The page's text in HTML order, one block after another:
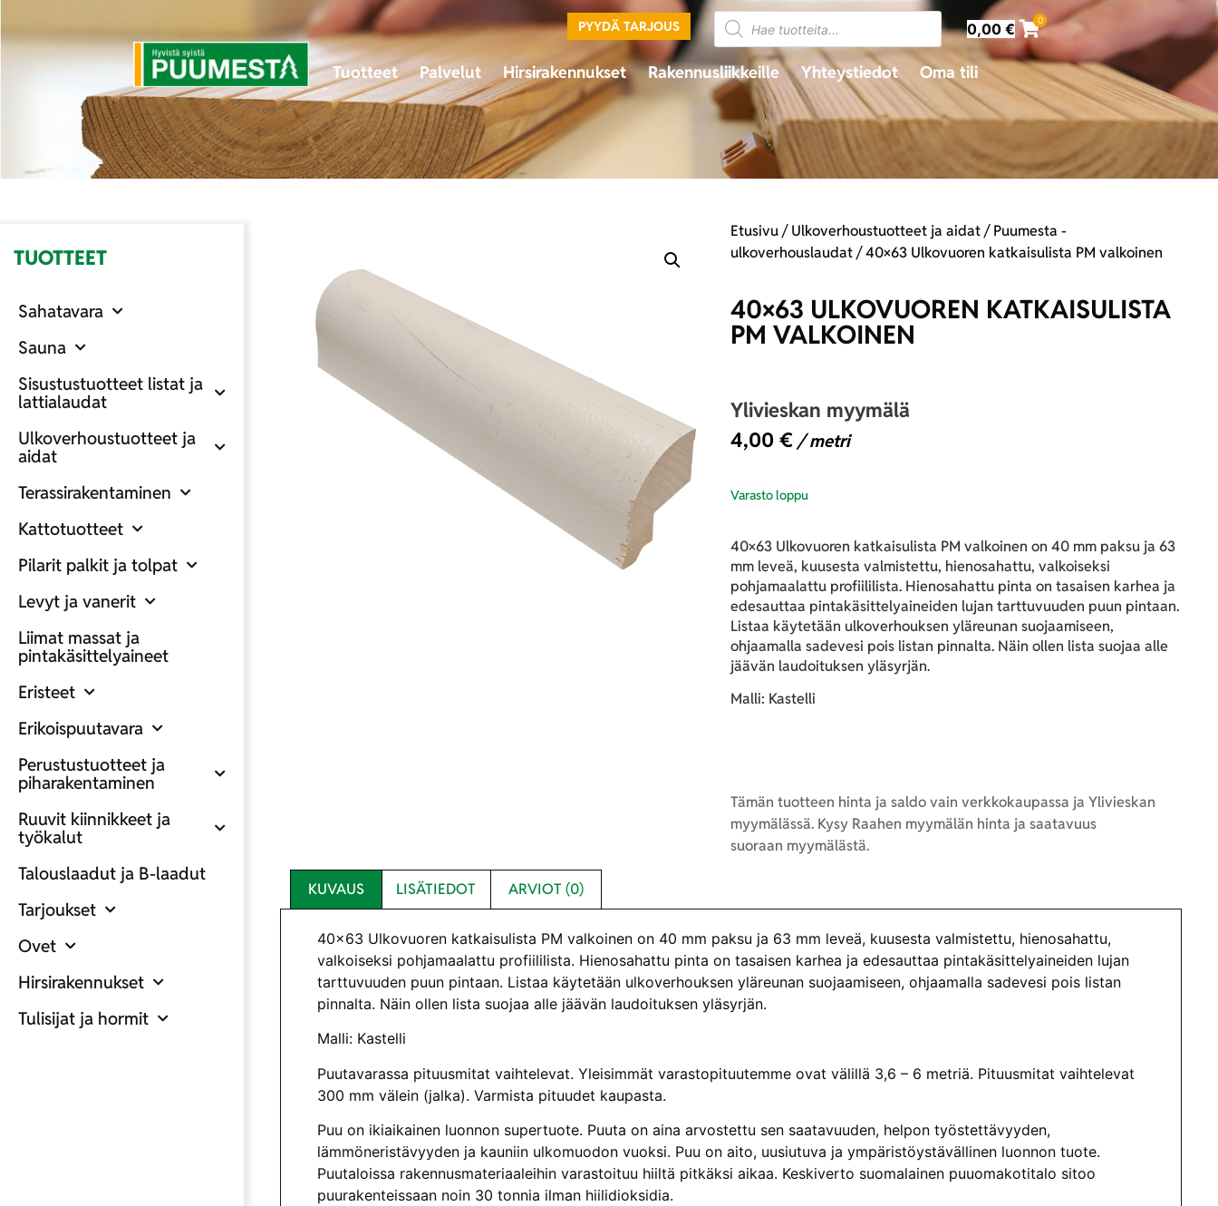
PYYDÄ TARJOUS 0,00€ 0
Tuotteet Palvelut Hirsirakennukset Rakennusliikkeille Yhteystiedot Oma tili
TUOTTEET
Sahatavara
Sauna
Sisustustuotteet listat ja
lattialaudat
Ulkoverhoustuotteet ja
aidat
Terassirakentaminen
Kattotuotteet
Pilarit palkit ja tolpat
Levyt ja vanerit
Liimat massat ja
pintakäsittelyaineet
Eristeet
Erikoispuutavara
Perustustuotteet ja
piharakentaminen
Ruuvit kiinnikkeet ja
työkalut
Talouslaadut ja B-laadut
Tarjoukset
Ovet
Hirsirakennukset
Tulisijat ja hormit
Etusivu/Ulkoverhoustuotteet ja aidat/Puumesta -
ulkoverhouslaudat/ 40×63 Ulkovuoren katkaisulista PM valkoinen
40×63 ULKOVUOREN KATKAISULISTA
PM VALKOINEN
Ylivieskan myymälä
4,00€ / metri
Varasto loppu
40×63 Ulkovuoren katkaisulista PM valkoinen on 40 mm paksu ja 63
mm leveä, kuusesta valmistettu, hienosahattu, valkoiseksi
pohjamaalattu profiililista. Hienosahattu pinta on tasaisen karhea ja
edesauttaa pintakäsittelyaineiden lujan tarttuvuuden puun pintaan.
Listaa käytetään ulkoverhouksen yläreunan suojaamiseen,
ohjaamalla sadevesi pois listan pinnalta. Näin ollen lista suojaa alle
jäävän laudoituksen yläsyrjän.
Malli: Kastelli
Tämän tuotteen hinta ja saldo vain verkkokaupassa ja Ylivieskan
myymälässä. Kysy Raahen myymälän hinta ja saatavuus
suoraan myymälästä.
KUVAUS LISÄTIEDOT ARVIOT (0)
40×63 Ulkovuoren katkaisulista PM valkoinen on 40 mm paksu ja 63 mm leveä, kuusesta valmistettu, hienosahattu,
valkoiseksi pohjamaalattu profiililista. Hienosahattu pinta on tasaisen karhea ja edesauttaa pintakäsittelyaineiden lujan
tarttuvuuden puun pintaan. Listaa käytetään ulkoverhouksen yläreunan suojaamiseen, ohjaamalla sadevesi pois listan
pinnalta. Näin ollen lista suojaa alle jäävän laudoituksen yläsyrjän.
Malli: Kastelli
Puutavarassa pituusmitat vaihtelevat. Yleisimmät varastopituutemme ovat välillä 3,6 – 6 metriä. Pituusmitat vaihtelevat
300 mm välein (jalka). Varmista pituudet kaupasta.
Puu on ikiaikainen luonnon supertuote. Puuta on aina arvostettu sen saatavuuden, helpon työstettävyyden,
lämmöneristävyyden ja kauniin ulkomuodon vuoksi. Puu on aito, uusiutuva ja ympäristöystävällinen luonnon tuote.
Puutaloissa rakennusmateriaaleihin varastoituu hiiltä pitkäksi aikaa. Keskiverto suomalainen puuomakotitalo sitoo
puurakenteissaan noin 30 tonnia ilman hiilidioksidia.